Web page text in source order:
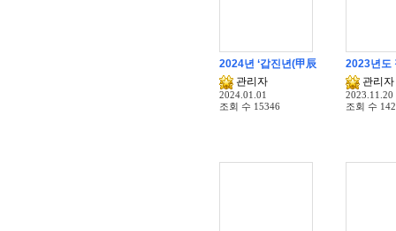
2024년 ‘갑진년(甲辰年)’ 청룡의 해,
관리자
2024.01.01
조회 수 15346
2023년도
관리자
2023.11.20
조회 수